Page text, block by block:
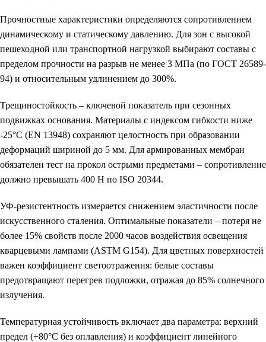
Прочностные характеристики определяются сопротивлением
динамическому и статическому давлению. Для зон с высокой
пешеходной или транспортной нагрузкой выбирают составы с
пределом прочности на разрыв не менее 3 МПа (по ГОСТ 26589-
94) и относительным удлинением до 300%.
Трещиностойкость – ключевой показатель при сезонных
подвижках основания. Материалы с индексом гибкости ниже
-25°C (EN 13948) сохраняют целостность при образовании
деформаций шириной до 5 мм. Для армированных мембран
обязателен тест на прокол острыми предметами – сопротивление
должно превышать 400 Н по ISO 20344.
УФ-резистентность измеряется снижением эластичности после
искусственного сталения. Оптимальные показатели – потеря не
более 15% свойств после 2000 часов воздействия освещения
кварцевыми лампами (ASTM G154). Для цветных поверхностей
важен коэффициент светоотражения: белые составы
предотвращают перегрев подложки, отражая до 85% солнечного
излучения.
Температурная устойчивость включает два параметра: верхний
предел (+80°C без оплавления) и коэффициент линейного